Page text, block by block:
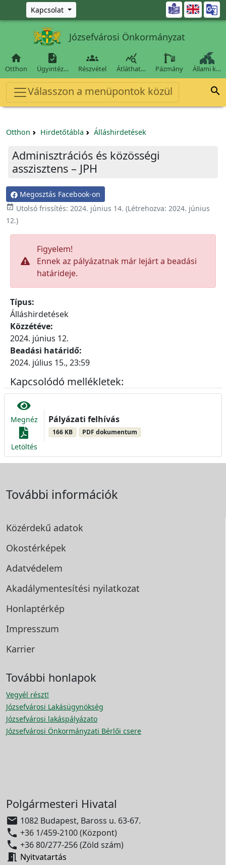
Ugrás a fő tartalomra
Kapcsolat 
Józsefvárosi Önkormányzat

Otthon

Ügyintéz…

Részvétel

Átláthat… Pázmány Állami k…
Válasszon a menüpontok közül 
Otthon Hirdetőtábla Álláshirdetések
Adminisztrációs és közösségi
asszisztens – JPH
Megosztás Facebook-on
 Utolsó frissítés: 2024. június 14. (Létrehozva: 2024. június
12.)
Figyelem!
Ennek az pályázatnak már lejárt a beadási
határideje.
Típus:
Álláshirdetések
Közzétéve:
2024. június 12.
Beadási határidő:
2024. július 15., 23:59
Kapcsolódó mellékletek:
Megnéz
Letöltés
Pályázati felhívás
166 KB PDF dokumentum
További információk
Közérdekű adatok
Okostérképek
Adatvédelem
Akadálymentesítési nyilatkozat
Honlaptérkép
Impresszum
Karrier
További honlapok
Vegyél részt!
Józsefvárosi Lakásügynökség
Józsefvárosi lakáspályázato
Józsefvárosi Önkormányzati Bérlői csere
Polgármesteri Hivatal
 1082 Budapest, Baross u. 63-67.
 +36 1/459-2100 (Központ)
 +36 80/277-256 (Zöld szám)
 Nyitvatartás